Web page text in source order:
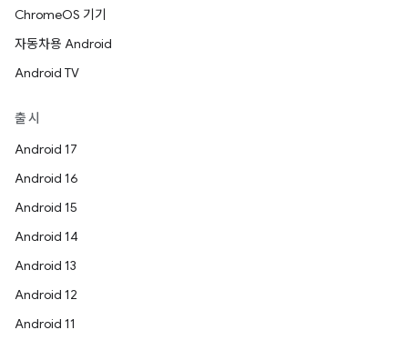
ChromeOS 기기
자동차용 Android
Android TV
출시
Android 17
Android 16
Android 15
Android 14
Android 13
Android 12
Android 11